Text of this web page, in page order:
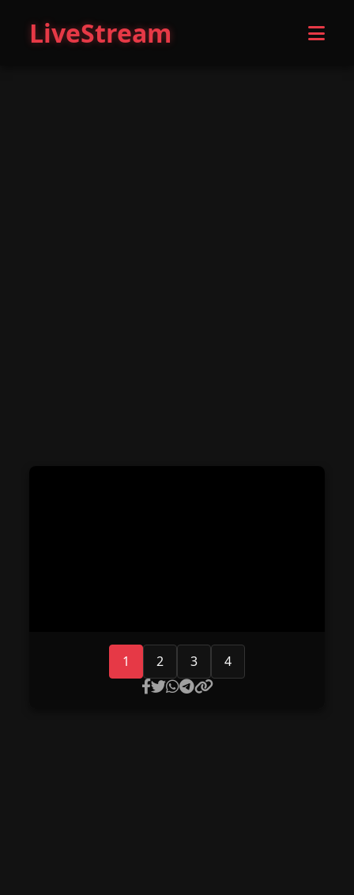
LiveStream
1 2 3 4